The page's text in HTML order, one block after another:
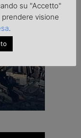
su "Accetto"
visione
.